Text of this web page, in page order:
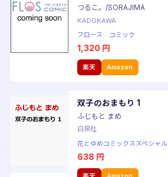
つるこ。/SORAJIMA
KADOKAWA
フロース コミック
1,320 円
楽天 Amazon
双子のおまもり 1
ふじもと まめ
白泉社
花とゆめコミックススペシャル
638 円